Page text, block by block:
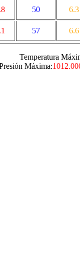
50
6.3
57 6.6
Temperatura
Máxima: